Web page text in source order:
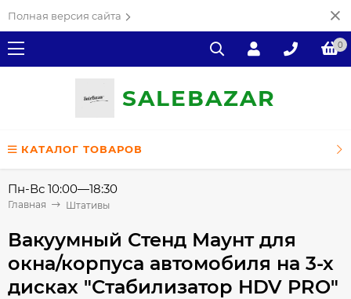
Полная версия сайта
0
SALEВAZAR
КАТАЛОГ ТОВАРОВ
Пн-Вс 10:00—18:30
Главная Штативы
Вакуумный Стенд Маунт для
окна/корпуса автомобиля на 3-х
дисках "Стабилизатор HDV PRO"